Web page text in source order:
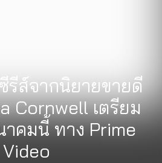
รีส์จากนิยายขายดี
Cornwell เตรียม
าคมนี้ ทาง Prime
Video